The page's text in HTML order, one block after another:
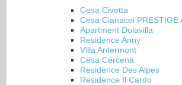
Cesa Civetta
Cesa Cianacei PRESTIGE
Apartment Dolavilla
Residence Anny
Villa Antermont
Cèsa Cercenà
Residence Des Alpes
Residence Il Cardo